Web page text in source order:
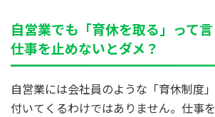
自営業でも「育休を取る」って
仕事を止めないとダメ？
自営業には会社員のような「育休制度
付いてくるわけではありません。仕事